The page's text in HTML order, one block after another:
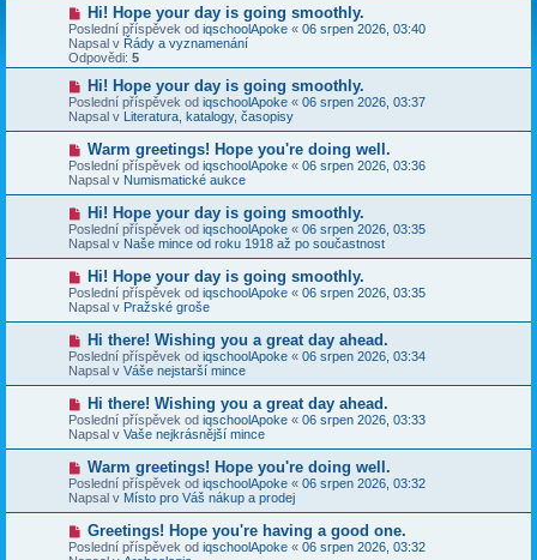
N
o
v
ý
p
s
p
v
e
k
Hi! Hope your day is going smoothly.
Poslední příspěvek od iqschoolApoke « 06 srpen 2026, 03:40
Napsal v Řády a vyznamenání
Odpovědi: 5
N
o
v
ý
p
í
s
p
v
e
k
Hi! Hope your day is going smoothly.
Poslední příspěvek od iqschoolApoke « 06 srpen 2026, 03:37
Napsal v Literatura, katalogy, časopisy
N
o
v
ý
p
í
s
p
v
e
k
Warm greetings! Hope you're doing well.
Poslední příspěvek od iqschoolApoke « 06 srpen 2026, 03:36
Napsal v Numismatické aukce
N
o
v
ý
p
í
s
p
v
e
k
Hi! Hope your day is going smoothly.
Poslední příspěvek od iqschoolApoke « 06 srpen 2026, 03:35
Napsal v Naše mince od roku 1918 až po součastnost
N
o
v
ý
p
í
s
p
v
e
k
Hi! Hope your day is going smoothly.
Poslední příspěvek od iqschoolApoke « 06 srpen 2026, 03:35
Napsal v Pražské groše
N
o
v
ý
p
í
s
p
ě
v
e
k
Hi there! Wishing you a great day ahead.
Poslední příspěvek od iqschoolApoke « 06 srpen 2026, 03:34
Napsal v Váše nejstarší mince
N
o
v
ý
p
í
s
p
ě
v
Hi there! Wishing you a great day ahead.
Poslední příspěvek od iqschoolApoke « 06 srpen 2026, 03:33
Napsal v Vaše nejkrásnější mince
N
o
v
ý
í
Warm greetings! Hope you're doing well.
Poslední příspěvek od iqschoolApoke « 06 srpen 2026, 03:32
Napsal v Místo pro Váš nákup a prodej
N
o
v
Greetings! Hope you're having a good one.
Poslední příspěvek od iqschoolApoke « 06 srpen 2026, 03:32